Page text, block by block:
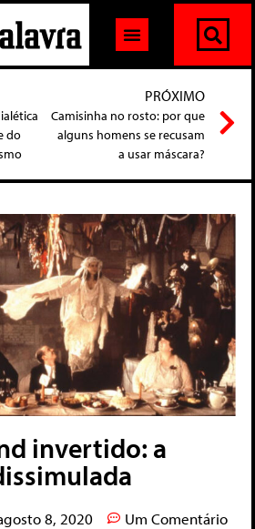
do
PRÓXIMO
Camisinha no rosto: por que
alguns homens se recusam
a usar máscara?
invertido: a
8, 2020 Um Comentário